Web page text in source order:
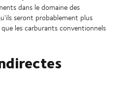
dans le domaine des
seront probablement plus
les carburants conventionnels